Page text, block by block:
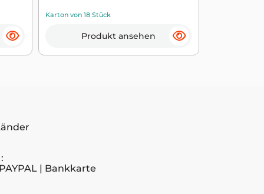
Karton von 18 Stück
Produkt ansehen
| Bankkarte